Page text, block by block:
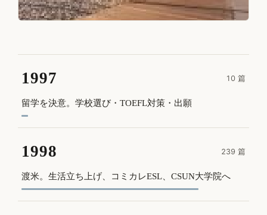
1997
留学を決意。学校選び・TOEFL対策・出願
10 篇
1998
渡米。生活立ち上げ、コミカレESL、CSUN大学院へ
239 篇